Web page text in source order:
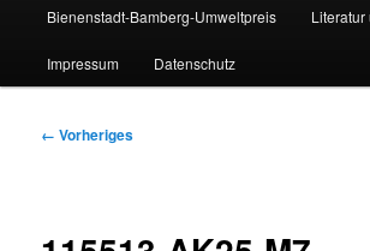
Bienenstadt-Bamberg-Umweltpreis
Impressum Datenschutz
Bilder-
← Vorheriges